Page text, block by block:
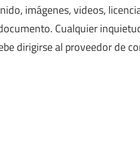
imágenes, videos,
Cualquier
dirigirse al proveedor de